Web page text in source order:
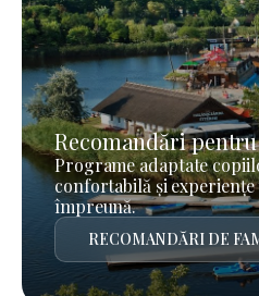
Recomandări
Programe adaptate
confortabilă și
împreună.
RECOMANDĂRI DE